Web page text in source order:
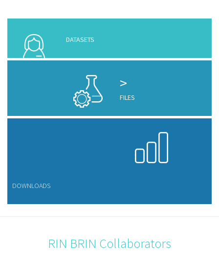
DATASETS
>
FILES
DOWNLOADS
RIN BRIN Collaborators